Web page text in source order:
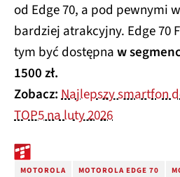
od Edge 70, a pod pewnymi
bardziej atrakcyjny. Edge 70
tym być dostępnaw
1500 zł.
Zobacz:Najlepszy smartfon
TOP5 na luty 2026
MOTOROLA MOTOROLA EDGE 70